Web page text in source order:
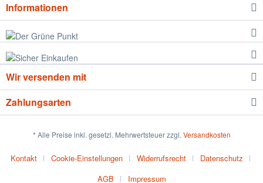
Informationen
Wir versenden mit
Zahlungsarten
* Alle Preise inkl. gesetzl. Mehrwertsteuer zzgl. Versandkosten
Kontakt Cookie-Einstellungen Widerrufsrecht
Datenschutz
AGB
Impressum